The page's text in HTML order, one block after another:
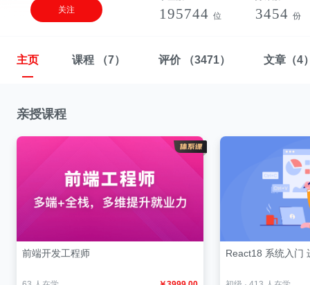
关注 195744 位 3454 份
主页 课程 （7） 评价 （3471） 文章 （4
亲授课程
前端开发工程师 React18 系统入门